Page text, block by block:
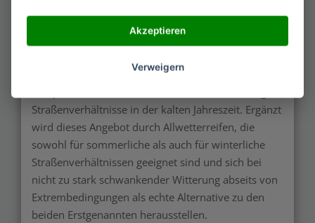
sich Gedanken gemacht und an der optimalen
Das Ergebnis: Sommerreifen für hohe
Straßenverhältnisse in der kalten Jahreszeit. Ergänzt
wird dieses Angebot durch Allwetterreifen, die
sowohl für sommerliche als auch für winterliche
Straßenverhältnissen geeignet sind und sich bei
nicht zu stark schwankender Witterung abseits von
Extrembedingungen als echte Alternative zu den
beiden Erstgenannten herausstellen.
Akzeptieren
Verweigern